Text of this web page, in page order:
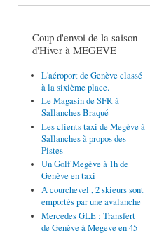
Coup d'envoi de la saison
d'Hiver à MEGEVE
L'aéroport de Genève classé
à la sixième place.
Le Magasin de SFR à
Sallanches Braqué
Les clients taxi de Megève à
Sallanches à propos des
Pistes
Un Golf Megève à 1h de
Genève en taxi
A courchevel , 2 skieurs sont
emportés par une avalanche
Mercedes GLE : Transfert
de Genève à Megeve en 45